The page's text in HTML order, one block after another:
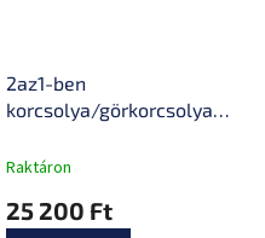
2az1-ben
korcsolya/görkorcsolya
Raktáron
25 200 Ft